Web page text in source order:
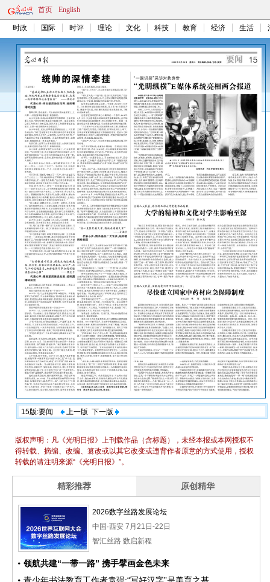
首页 English
时政 国际 时评 理论 文化 科技 教育 经济 生活
15版:要闻 上一版 下一版